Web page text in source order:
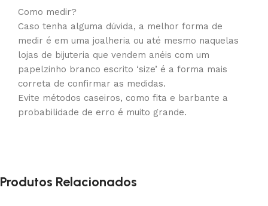
Como medir?
Caso tenha alguma dúvida, a melhor forma de
medir é em uma joalheria ou até mesmo naquelas
lojas de bijuteria que vendem anéis com um
papelzinho branco escrito ‘size’ é a forma mais
correta de confirmar as medidas.
Evite métodos caseiros, como fita e barbante a
probabilidade de erro é muito grande.
Produtos Relacionados